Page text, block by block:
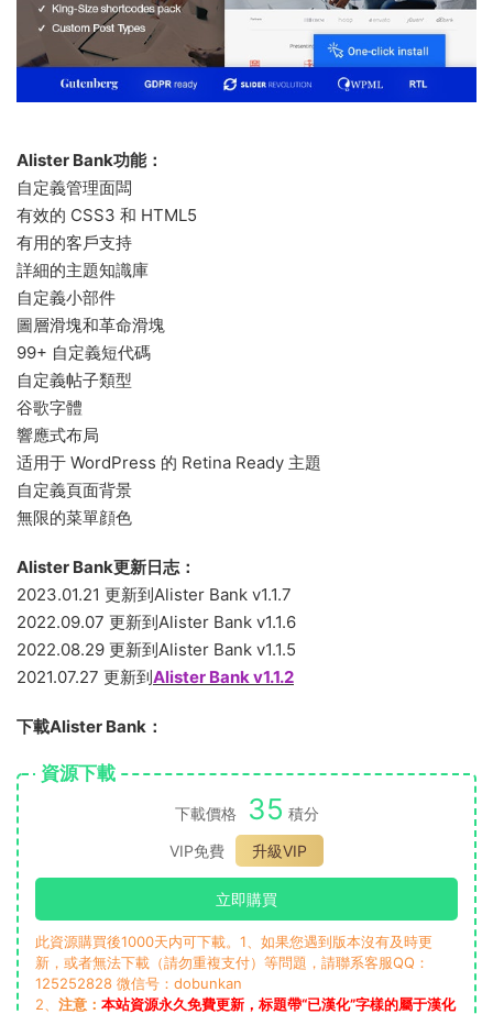
Alister Bank功能：
自定義管理面闆
有效的 CSS3 和 HTML5
有用的客戶支持
詳細的主題知識庫
自定義小部件
圖層滑塊和革命滑塊
99+ 自定義短代碼
自定義帖子類型
谷歌字體
響應式布局
适用于 WordPress 的 Retina Ready 主題
自定義頁面背景
無限的菜單顔色
Alister Bank更新日志：
2023.01.21 更新到Alister Bank v1.1.7
2022.09.07 更新到Alister Bank v1.1.6
2022.08.29 更新到Alister Bank v1.1.5
2021.07.27 更新到Alister Bank v1.1.2
下載Alister Bank：
資源下載
下載價格 35 積分
VIP免費
升級VIP
立即購買
此資源購買後1000天内可下載。1、如果您遇到版本沒有及時更
新，或者無法下載（請勿重複支付）等問題，請聯系客服QQ：
125252828 微信号：dobunkan
2、 注意： 本站資源永久免費更新，标題帶“已漢化”字樣的屬于漢化